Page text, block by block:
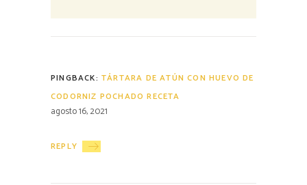
PINGBACK: TÁRTARA DE ATÚN CON HUEVO DE
CODORNIZ POCHADO RECETA
agosto 16, 2021
REPLY